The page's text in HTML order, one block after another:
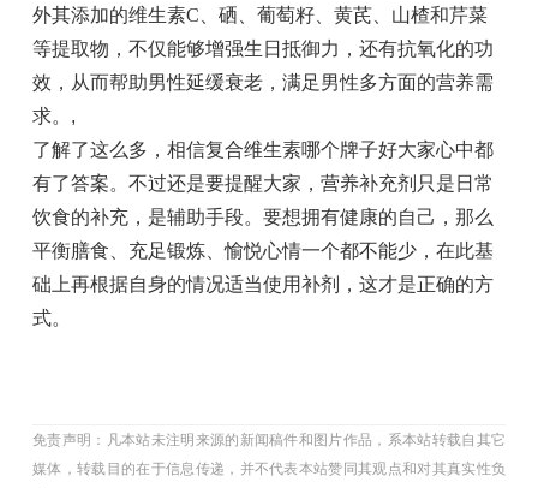
外其添加的维生素C、硒、葡萄籽、黄芪、山楂和芹菜
等提取物，不仅能够增强生日抵御力，还有抗氧化的功
效，从而帮助男性延缓衰老，满足男性多方面的营养需
求。 ,
了解了这么多，相信复合维生素哪个牌子好大家心中都
有了答案。不过还是要提醒大家，营养补充剂只是日常
饮食的补充，是辅助手段。要想拥有健康的自己，那么
平衡膳食、充足锻炼、愉悦心情一个都不能少，在此基
础上再根据自身的情况适当使用补剂，这才是正确的方
式。
免责声明：凡本站未注明来源的新闻稿件和图片作品，系本站转载自其它
媒体，转载目的在于信息传递，并不代表本站赞同其观点和对其真实性负